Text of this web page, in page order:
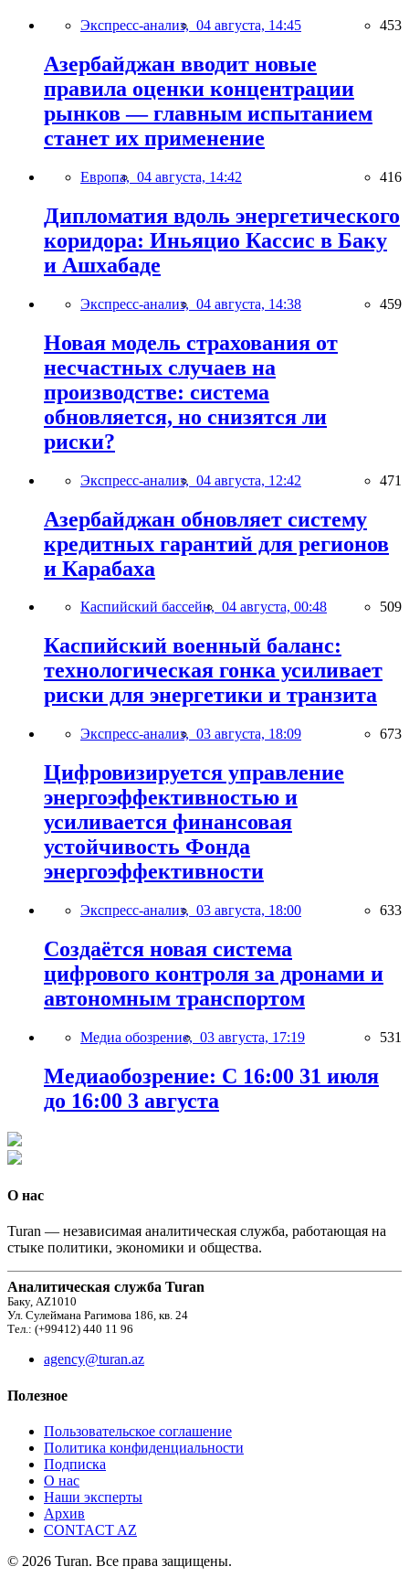
Экспресс-анализ, 04 августа, 14:45 453
Азербайджан вводит новые
правила оценки концентрации
рынков — главным испытанием
станет их применение
Европа, 04 августа, 14:42 416
Дипломатия вдоль энергетического
коридора: Иньяцио Кассис в Баку
и Ашхабаде
Экспресс-анализ, 04 августа, 14:38 459
Новая модель страхования от
несчастных случаев на
производстве: система
обновляется, но снизятся ли
риски?
Экспресс-анализ, 04 августа, 12:42 471
Азербайджан обновляет систему
кредитных гарантий для регионов
и Карабаха
Каспийский бассейн, 04 августа, 00:48 509
Каспийский военный баланс:
технологическая гонка усиливает
риски для энергетики и транзита
Экспресс-анализ, 03 августа, 18:09 673
Цифровизируется управление
энергоэффективностью и
усиливается финансовая
устойчивость Фонда
энергоэффективности
Экспресс-анализ, 03 августа, 18:00 633
Создаётся новая система
цифрового контроля за дронами и
автономным транспортом
Медиа обозрение, 03 августа, 17:19 531
Медиаобозрение: С 16:00 31 июля
до 16:00 3 августа
О нас
Turan — независимая аналитическая служба, работающая на
стыке политики, экономики и общества.
Аналитическая служба Turan
Баку, AZ1010
Ул. Сулеймана Рагимова 186, кв. 24
Тел.: (+99412) 440 11 96
agency@turan.az
Полезное
Пользовательское соглашение
Политика конфиденциальности
Подписка
О нас
Наши эксперты
Архив
CONTACT AZ
© 2026 Turan. Все права защищены.